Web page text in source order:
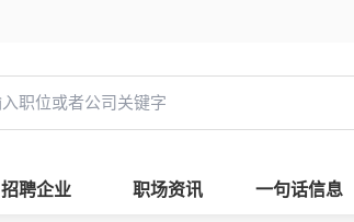
招聘企业 职场资讯 一句话信息